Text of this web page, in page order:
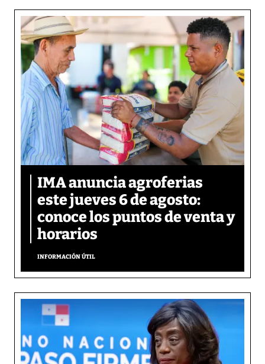
IMA anuncia agroferias
este jueves 6 de agosto:
conoce los puntos de venta y
horarios
INFORMACIÓN ÚTIL